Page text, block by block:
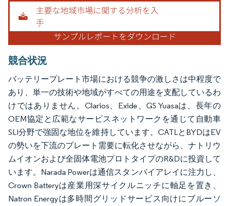
競合状況
バッテリープレート市場における競争の激しさは中程度で
あり、単一の技術や地域がすべての用途を支配しているわ
けではありません。Clarios、Exide、GS Yuasaは、長年の
OEM協定と広範なサービスネットワークを通じて自動車
SLI分野で強固な地位を維持しています。CATLとBYDはEV
の勢いを下流のプレート需要に転化させながら、ナトリウ
ムイオンおよび全固体電池プロトタイプのR&Dに投資して
います。Narada Powerは通信スタンバイアレイに注力し、
Crown Batteryは産業用深サイクルニッチに軸足を置き、
Natron Energyは多時間グリッドサービス向けにブルーソ